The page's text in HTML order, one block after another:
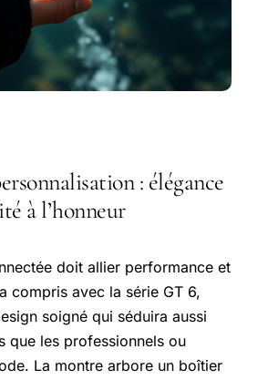
: élégance
à l’honneur
doit allier performance et
compris avec la série GT 6,
soigné qui séduira aussi
que les professionnels ou
La montre arbore un boîtier